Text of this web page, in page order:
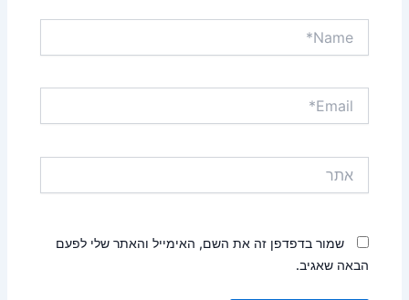
שמור בדפדפן זה את השם, האימייל והאתר שלי לפעם
הבאה שאגיב.